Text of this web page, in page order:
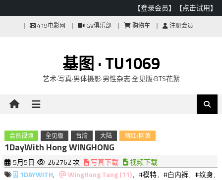
【登录会员】 【点击试用】
419电影网 GV俱乐部 购物车 注册会员
基图 · TU1069
艺术·写真·男体摄影·男性杂志·全见版·BTS花絮
会员视频 全见版 台湾 大陆 网红/网黄
1DayWith Hong WINGHONG
5月5日 262762 次 写真下载
视频下载
1DAYWITH, WingHong Tang (11), #模特, #白内裤, #纹身,